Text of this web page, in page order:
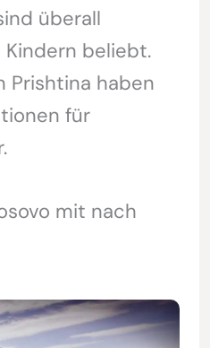
überall
beliebt.
Prishtina haben
für
mit nach